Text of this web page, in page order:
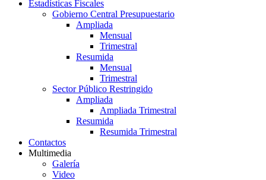
Estadísticas Fiscales
Gobierno Central Presupuestario
Ampliada
Mensual
Trimestral
Resumida
Mensual
Trimestral
Sector Público Restringido
Ampliada
Ampliada Trimestral
Resumida
Resumida Trimestral
Contactos
Multimedia
Galería
Video